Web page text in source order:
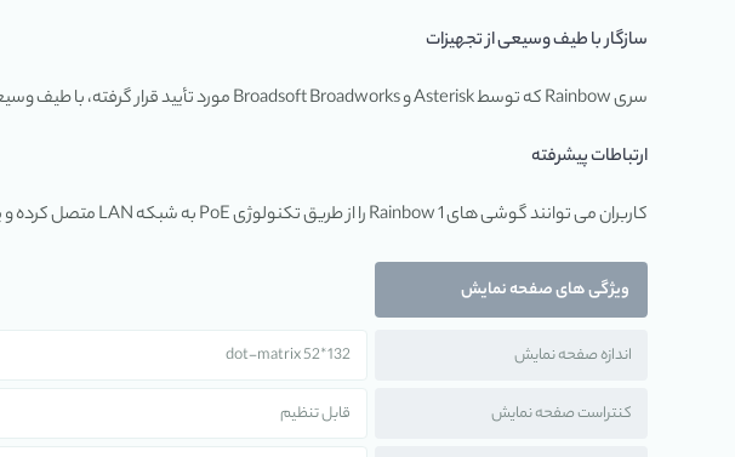
سازگار با طیف وسیعی از تجهیزات
سری Rainbow که توسط Asterisk و Broadsoft Broadworks مورد تأیید قرار گرفته، با طیف وسیعی از تجهیزات سازگار بوده و بدین وسیله نیازهای مشتریان را برآورده می کند.
ارتباطات پیشرفته
کاربران می توانند گوشی های Rainbow 1 را از طریق تکنولوژی PoE به شبکه LAN متصل کرده و یا آن ها را به WiFi وصل کنند و بدین ترتیب از مزاحمت سیم های اضافی در محل کار، راحت شوند.
ویژگی های صفحه نمایش
اندازه صفحه نمایش 132*52 dot-matrix
کنتراست صفحه نمایش قابل تنظیم